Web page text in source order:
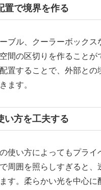
置で境界を作る
ブル、クーラーボックス
間の区切りを作ることが
置することで、外部との
ます。
い方を工夫する
使い方によってもプライ
周囲を照らしすぎると、
す。柔らかい光を中心に